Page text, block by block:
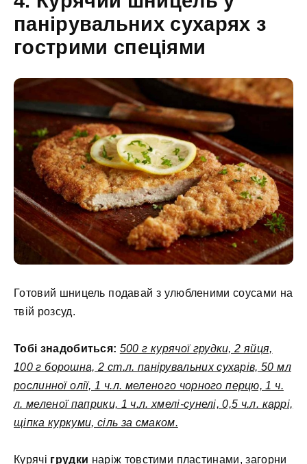
панірувальних сухарях з
гострими спеціями
Готовий шницель подавай з улюбленими соусами на
твій розсуд.
Тобі знадобиться: 500 г курячої грудки, 2 яйця,
100 г борошна, 2 ст.л. панірувальних сухарів, 50 мл
рослинної олії, 1 ч.л. меленого чорного перцю, 1 ч.
л. меленої паприки, 1 ч.л. хмелі-сунелі, 0,5 ч.л. каррі,
щіпка куркуми, сіль за смаком.
Курячі грудки наріж товстими пластинами, загорни